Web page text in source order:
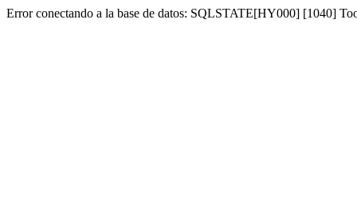
Error conectando a la base de datos: SQLSTATE[HY000] [1040]